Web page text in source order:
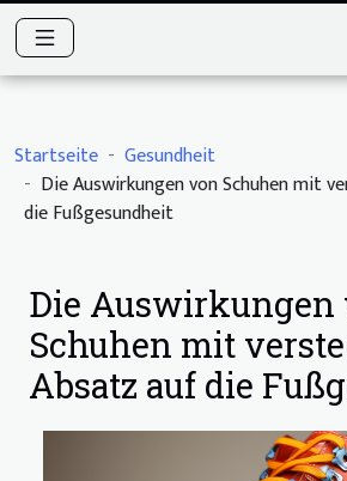
Startseite
Gesundheit
Die Auswirkungen von Schuhen mit
die Fußgesundheit
Die Auswirkungen
Schuhen mit
Absatz auf die